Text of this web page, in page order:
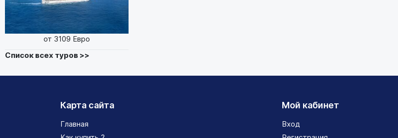
от 3109 Евро
Список всех туров >>
Карта сайта
Главная
Мой кабинет
Вход